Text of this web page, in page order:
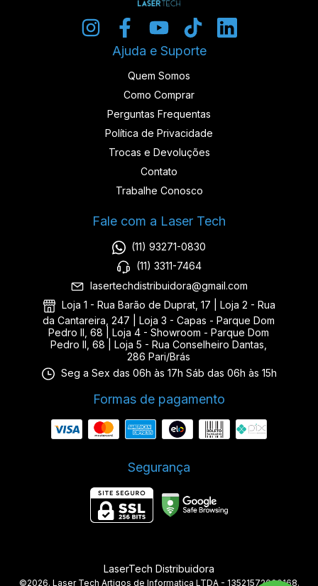
Ajuda e Suporte
Quem Somos
Como Comprar
Perguntas Frequentas
Política de Privacidade
Trocas e Devoluções
Contato
Trabalhe Conosco
Fale com a Laser Tech
(11) 93271-0830
(11) 3311-7464
lasertechdistribuidora@gmail.com
Loja 1 - Rua Barão de Duprat, 17 | Loja 2 - Rua
da Cantareira, 247 | Loja 3 - Capas - Parque Dom
Pedro II, 68 | Loja 4 - Showroom - Parque Dom
Pedro II, 68 | Loja 5 - Rua Conselheiro Dantas,
286 Pari/Brás
Seg a Sex das 06h às 17h Sáb das 06h às 15h
Formas de pagamento
Segurança
LaserTech Distribuidora
©2026. Laser Tech Artigos de Informatica LTDA - 13521572000168.